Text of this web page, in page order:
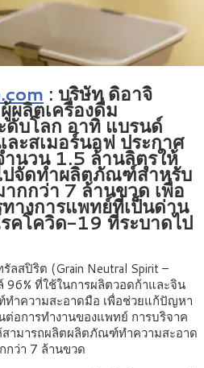
: บริษัท ดิอาจิ
ผลิตเครื่องดื่ม
บโลก อาทิ แบรนด์
ะสเมอร์นอฟ ประกาศ
นวน 1.5 ล้านลิตรให้
ปจัดทำผลิตภัณฑ์สำหรับ
กกว่า 7 ล้านขวด เพื่อ
างการแพทย์ที่เป็นด่าน
คโควิด-19 ที่ระบาดไป
ลสปิริต (Grain Neutral Spirit –
96% ที่ใช้ในการผลิตวอดก้าและจิน
ำความสะอาดมือ เพื่อช่วยแก้ปัญหา
อการทำงานของแพทย์ การบริจาค
สามารถผลิตผลิตภัณฑ์ทำความสะอาด
ว่า 7 ล้านขวด